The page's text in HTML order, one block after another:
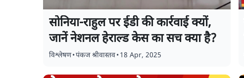
सोनिया-राहुल पर ईडी की कार्रवाई क्यों,
जानें नेशनल हेराल्ड केस का सच क्या है?
विश्लेषण•पंकज श्रीवास्तव• 18 Apr, 2025